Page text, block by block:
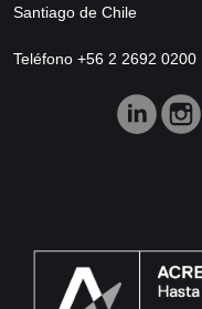
Santiago de Chile
Teléfono +56 2 2692 0200